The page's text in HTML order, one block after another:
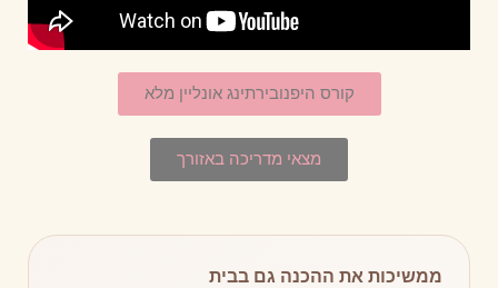
קורס היפנובירתינג אונליין מלא
מצאי מדריכה באזורך
ממשיכות את ההכנה גם בבית